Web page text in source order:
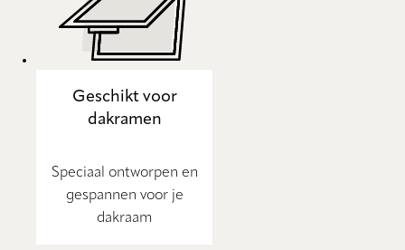
Geschikt voor
dakramen
Speciaal ontworpen en
gespannen voor je
dakraam